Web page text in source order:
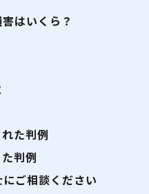
はいくら？
た判例
判例
ご相談ください